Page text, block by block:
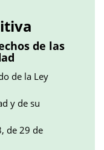
de las
de la Ley
y de su
de 29 de